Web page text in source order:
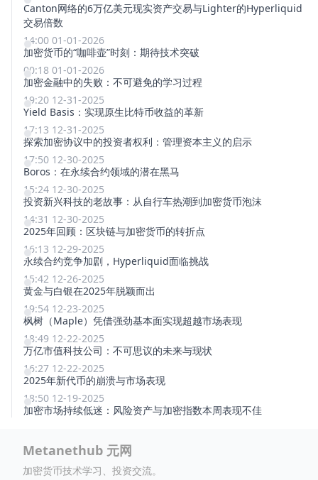
Canton网络的6万亿美元现实资产交易与Lighter的Hyperliquid
交易倍数
14:00 01-01-2026
加密货币的“咖啡壶”时刻：期待技术突破
00:18 01-01-2026
加密金融中的失败：不可避免的学习过程
19:20 12-31-2025
Yield Basis：实现原生比特币收益的革新
17:13 12-31-2025
探索加密协议中的投资者权利：管理资本主义的启示
17:50 12-30-2025
Boros：在永续合约领域的潜在黑马
15:24 12-30-2025
投资新兴科技的老故事：从自行车热潮到加密货币泡沫
14:31 12-30-2025
2025年回顾：区块链与加密货币的转折点
16:13 12-29-2025
永续合约竞争加剧，Hyperliquid面临挑战
15:42 12-26-2025
黄金与白银在2025年脱颖而出
19:54 12-23-2025
枫树（Maple）凭借强劲基本面实现超越市场表现
18:49 12-22-2025
万亿市值科技公司：不可思议的未来与现状
16:27 12-22-2025
2025年新代币的崩溃与市场表现
18:50 12-19-2025
加密市场持续低迷：风险资产与加密指数本周表现不佳
Metanethub 元网
加密货币技术学习、投资交流。